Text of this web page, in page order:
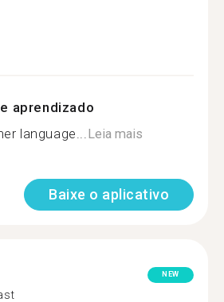
aprendizado
language...Leia mais
Baixe o aplicativo
NEW